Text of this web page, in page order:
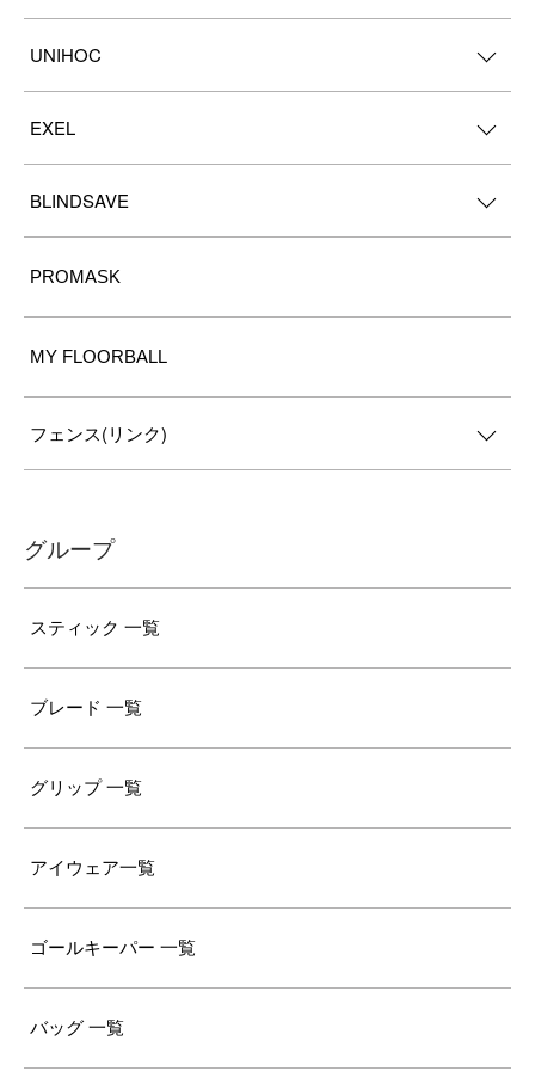
UNIHOC
EXEL
BLINDSAVE
PROMASK
MY FLOORBALL
フェンス(リンク)
グループ
スティック 一覧
ブレード 一覧
グリップ 一覧
アイウェア一覧
ゴールキーパー 一覧
バッグ 一覧